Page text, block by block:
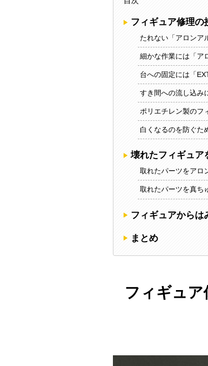
フィギュア修理の
たれない「アロンア
細かな作業には「ア
台への固定には「
すき間への流し込み
ポリエチレン製のフ
白くなるのを防ぐた
壊れたフィギュア
取れたパーツをアロ
取れたパーツを真ち
フィギュアからは
まとめ
フィギュ